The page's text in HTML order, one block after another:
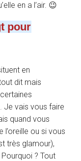
en a l’air. 😉
pour
en
dit mais
Je vais vous faire
quand vous
ou si vous
très glamour),
? Tout